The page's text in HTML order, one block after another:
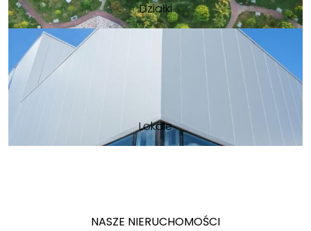
Działki
Lokale
NASZE NIERUCHOMOŚCI